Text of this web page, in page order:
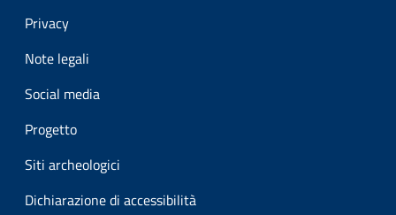
Privacy
Note legali
Social media
Progetto
Siti archeologici
Dichiarazione di accessibilità